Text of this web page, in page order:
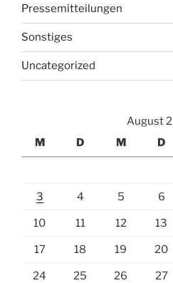
Pressemitteilungen
Sonstiges
Uncategorized
August
M
D M D
3 4 5 6
10 11 12 13
17 18 19 20
24 25 26 27